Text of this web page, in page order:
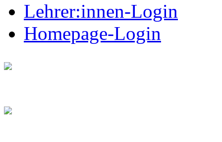
Lehrer:innen-Login
Homepage-Login